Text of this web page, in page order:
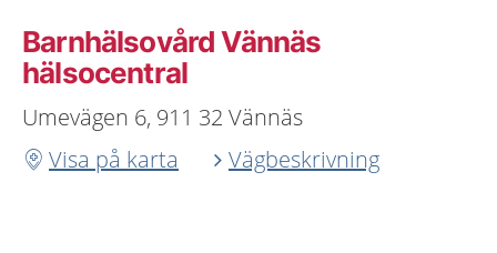
Barnhälsovård Vännäs
hälsocentral
Umevägen 6, 911 32 Vännäs
Visa på karta
Vägbeskrivning